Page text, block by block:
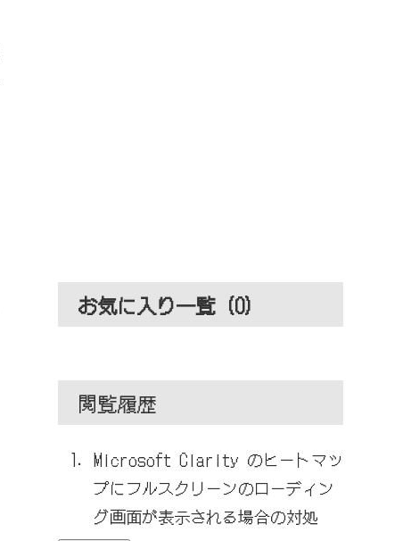
お気に入り一覧 (0)
閲覧履歴
Microsoft Clarity のヒートマッ
プにフルスクリーンのローディン
グ画面が表示される場合の対処